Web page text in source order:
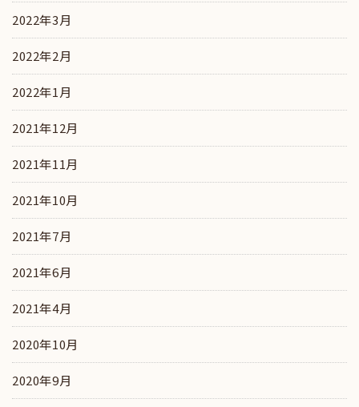
2022年3月
2022年2月
2022年1月
2021年12月
2021年11月
2021年10月
2021年7月
2021年6月
2021年4月
2020年10月
2020年9月